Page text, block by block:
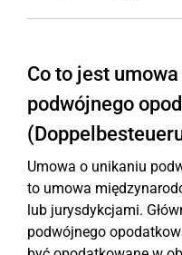
Co to jest
podwójnego
Umowa o unikaniu
to umowa
lub jurysdykcjami.
podwójnego